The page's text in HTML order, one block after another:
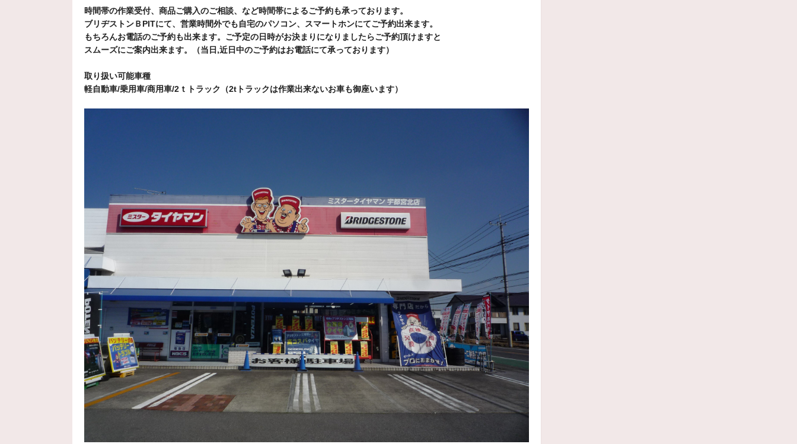
2026年7月6日
【タイヤ交換＆オイル交換】スズキ ジムニー 215/75Ｒ15
ミスタータイヤマン宇都宮北店です今回はジムニーにホワイトレターで大人気のＢＦグッドリッチの
【タイヤ交換】ダイハツ タント ニューノ 165/55R15
2026年6月28日 取付・サービス
【レーダー探知機＆ＴＶキット】トヨタ CHＲブリッツレーダー探知機＆ＴＶキット取付
ミスタータイヤマン宇都宮北店です今回はトヨタのＣＨＲにブリッツさんのレーダー探知機と
ウエッズさんの新作 レオニスＶＸ2 展示中
ミスタータイヤマン宇都宮北店です只今、アルミホイール大商談会を開催中です
2026年6月25日 取付・サービス
【タイヤ交換】日産 ノート セイバーリング 185/65Ｒ15
ミスタータイヤマン宇都宮北店です梅雨のじめじめ天気早く終わらないですかな
2026年6月22日 スタッフ日記
アルミホイール大商談会開催
時間帯の作業受付、商品ご購入のご相談、など時間帯によるご予約も承っております。
ブリヂストンＢPITにて、営業時間外でも自宅のパソコン、スマートホンにてご予約出来ます。
もちろんお電話のご予約も出来ます。ご予定の日時がお決まりになりましたらご予約頂けますと
スムーズにご案内出来ます。（当日,近日中のご予約はお電話にて承っております）
取り扱い可能車種
軽自動車/乗用車/商用車/2ｔトラック（2tトラックは作業出来ないお車も御座います）